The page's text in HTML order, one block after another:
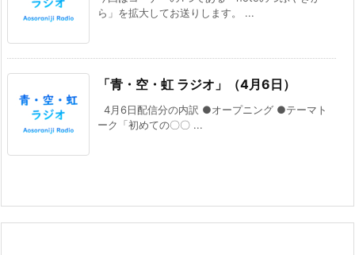
ら」を拡大してお送りします。 ...
「青・空・虹 ラジオ」（4月6日）
4月6日配信分の内訳 ●オープニング ●テーマト
ーク「初めての〇〇 ...